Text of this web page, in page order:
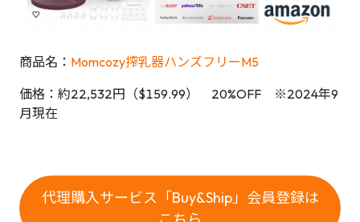
商品名： Momcozy搾乳器ハンズフリーM5
価格：約22,532円（$159.99） 20%OFF ※2024年9
月現在
代理購入サービス「Buy&Ship」会員登録は